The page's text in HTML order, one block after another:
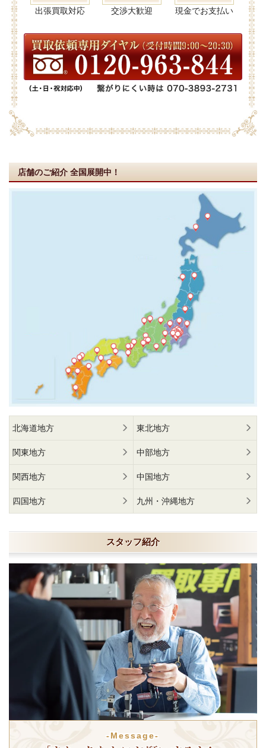
出張買取対応 交渉大歓迎 現金でお支払い
店舗のご紹介 全国展開中！
北海道地方 東北地方
関東地方 中部地方
関西地方 中国地方
四国地方 九州・沖縄地方
スタッフ紹介
-Message-